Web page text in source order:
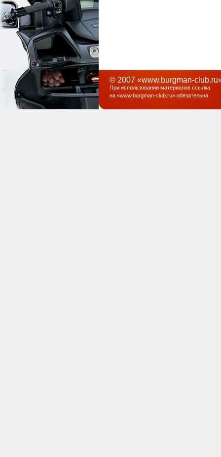
© 2007 «www.burgman-
При использовании материалов ссылка
на «www.burgman-club.ru» обязательна